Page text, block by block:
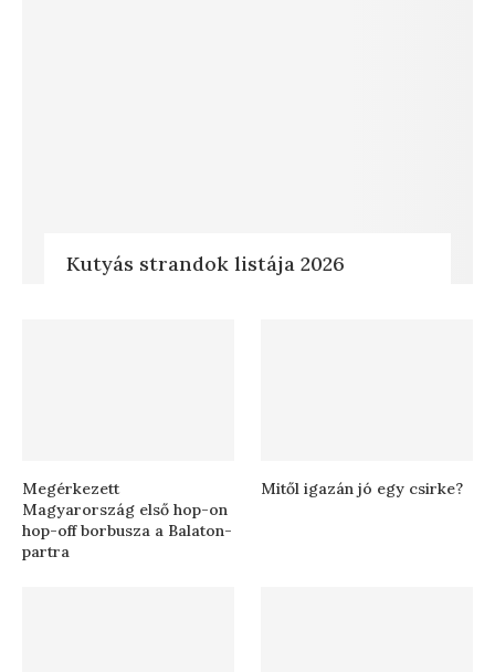
Kutyás strandok listája 2026
Megérkezett
Magyarország első hop-on
hop-off borbusza a Balaton-
partra
Mitől igazán jó egy csirke?